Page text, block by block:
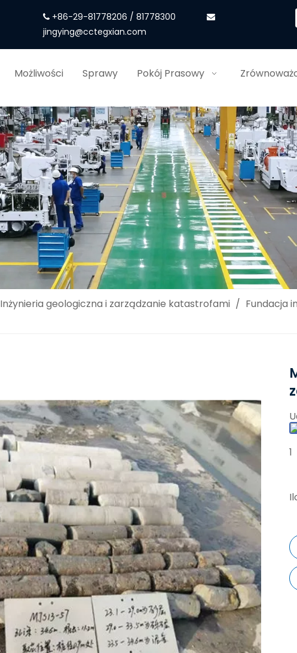
 +86-29-81778206 / 81778300
jingying@cctegxian.com
Możliwości Sprawy Pokój Prasowy
Inżynieria geologiczna i zarządzanie katastrofami / Fundacja
1